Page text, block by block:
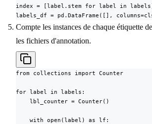
index = [label.stem for label in
labels_df = pd.DataFrame([],
Compte les instances de chaque étiquette
les fichiers d'annotation.
from collections import Counter
for label in labels:
    lbl_counter = Counter()
    with open(label) as lf: